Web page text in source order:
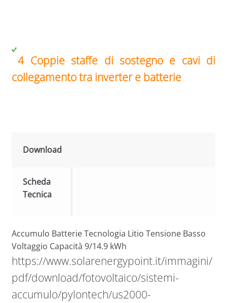
4 Coppie staffe di sostegno e cavi di
collegamento tra inverter e batterie
Download
Scheda
Tecnica
Accumulo Batterie Tecnologia Litio Tensione Basso
Voltaggio Capacità 9/14.9 kWh
https://www.solarenergypoint.it/immagini/
pdf/download/fotovoltaico/sistemi-
accumulo/pylontech/us2000-